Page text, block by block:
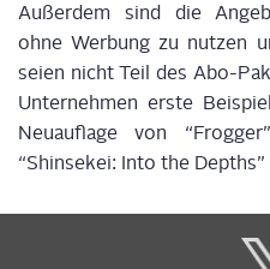
Außer­dem sind die
ohne Wer­bung zu nut­zen
sei­en nicht Teil des Abo-
Unter­neh­men ers­te
Neu­auf­la­ge von
“Shins­e­kei: Into the